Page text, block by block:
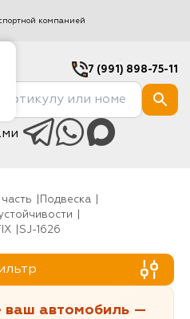
компанией
7 (991) 898-75-11
часть
Подвеска
SJ-1626
ваш автомобиль —